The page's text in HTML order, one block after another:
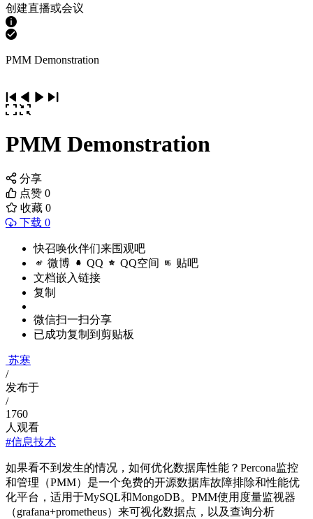
创建直播或会议
PMM Demonstration
PMM Demonstration
分享
点赞 0
收藏 0
下载 0
快召唤伙伴们来围观吧
微博 QQ QQ空间 贴吧
文档嵌入链接
复制
微信扫一扫分享
已成功复制到剪贴板
苏寒
/
发布于
/
1760
人观看
#信息技术
如果看不到发生的情况，如何优化数据库性能？Percona监控
和管理（PMM）是一个免费的开源数据库故障排除和性能优
化平台，适用于MySQL和MongoDB。PMM使用度量监视器
（grafana+prometheus）来可视化数据点，以及查询分析